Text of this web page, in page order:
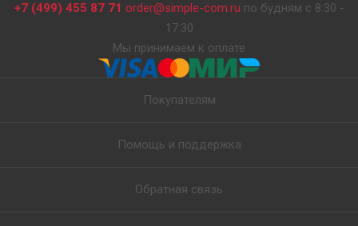
+7 (499) 455 87 71 order@simple-com.ru по будням с 8:30 -
17:30
Мы принимаем к оплате
Покупателям
Помощь и поддержка
Обратная связь